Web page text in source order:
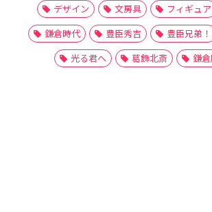
デザイン
文房具 フィギュア
鎌倉時代
豊臣秀吉 豊臣兄弟！
光る君へ
葛飾北斎 鎌